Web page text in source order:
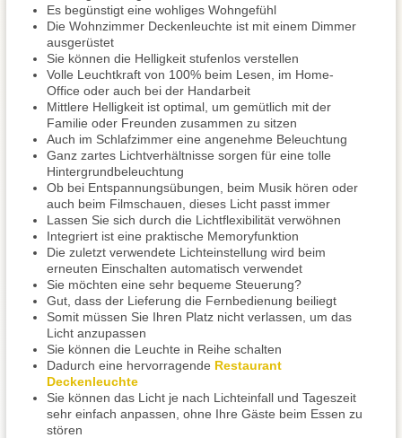
Es begünstigt eine wohliges Wohngefühl
Die Wohnzimmer Deckenleuchte ist mit einem Dimmer
ausgerüstet
Sie können die Helligkeit stufenlos verstellen
Volle Leuchtkraft von 100% beim Lesen, im Home-
Office oder auch bei der Handarbeit
Mittlere Helligkeit ist optimal, um gemütlich mit der
Familie oder Freunden zusammen zu sitzen
Auch im Schlafzimmer eine angenehme Beleuchtung
Ganz zartes Lichtverhältnisse sorgen für eine tolle
Hintergrundbeleuchtung
Ob bei Entspannungsübungen, beim Musik hören oder
auch beim Filmschauen, dieses Licht passt immer
Lassen Sie sich durch die Lichtflexibilität verwöhnen
Integriert ist eine praktische Memoryfunktion
Die zuletzt verwendete Lichteinstellung wird beim
erneuten Einschalten automatisch verwendet
Sie möchten eine sehr bequeme Steuerung?
Gut, dass der Lieferung die Fernbedienung beiliegt
Somit müssen Sie Ihren Platz nicht verlassen, um das
Licht anzupassen
Sie können die Leuchte in Reihe schalten
Dadurch eine hervorragende Restaurant
Deckenleuchte
Sie können das Licht je nach Lichteinfall und Tageszeit
sehr einfach anpassen, ohne Ihre Gäste beim Essen zu
stören